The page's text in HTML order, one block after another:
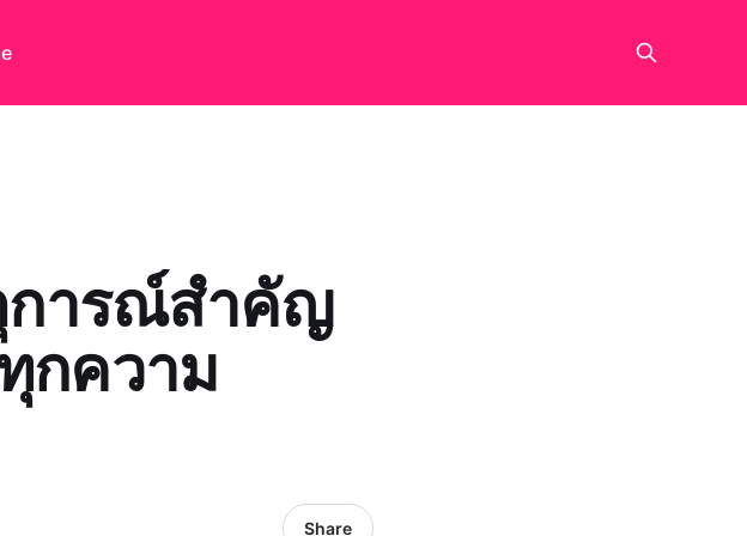
การณ์สำคัญ
กความ
Share